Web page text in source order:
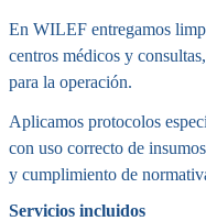
En WILEF entregamos
centros médicos y
para la operación.
Aplicamos protocolos
con uso correcto de
y cumplimiento de
Servicios incluidos